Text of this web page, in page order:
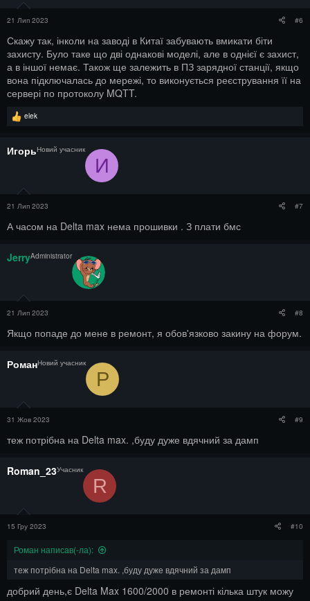
21 Лип 2023 #6
Скажу так, інколи на заводі в Китаї забувають вмикати біти
захисту. Було таке що дві однакові моделі, але в однієї є захист,
а в іншої немає. Також ще залежить в ПЗ зарядної станції, якщо
вона підключалась до мережі, то виконується реєстрування її на
сервері по протоколу MQTT.
Р
ц
elek
ИгорьНовий учасник
И
21 Лип 2023 #7
А часом на Delta max нема прошивки . З плати бмс
JerryAdministrator
21 Лип 2023 #8
Якщо попаде до мене в ремонт, я обов'язково закину на форум.
РоманНовий учасник
Р
31 Жов 2023 #9
теж потрібна на Delta max. ,буду дуже вдячний за дамп
Roman_23Учасник
R
15 Гру 2023 #10
Роман написав(-ла):
теж потрібна на Delta max. ,буду дуже вдячний за дамп
добрий день,є Delta Max 1600/2000 в ремонті кілька штук можу